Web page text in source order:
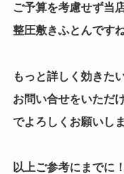
ご予算を考慮せず当
整圧敷きふとんですね
もっと詳しく効きた
お問い合せをいただ
でよろしくお願いしま
以上ご参考にまでに！